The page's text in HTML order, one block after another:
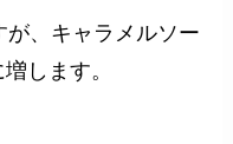
、キャラメルソー
します。